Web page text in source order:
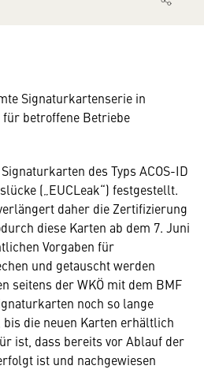
Signaturkartenserie in
betroffene Betriebe
des Typs ACOS-ID
(„EUCLeak“) festgestellt.
daher die Zertifizierung
diese Karten ab dem 7. Juni
Vorgaben für
und getauscht werden
seitens der WKÖ mit dem BMF
noch so lange
die neuen Karten erhältlich
ist, dass bereits vor Ablauf der
ist und nachgewiesen